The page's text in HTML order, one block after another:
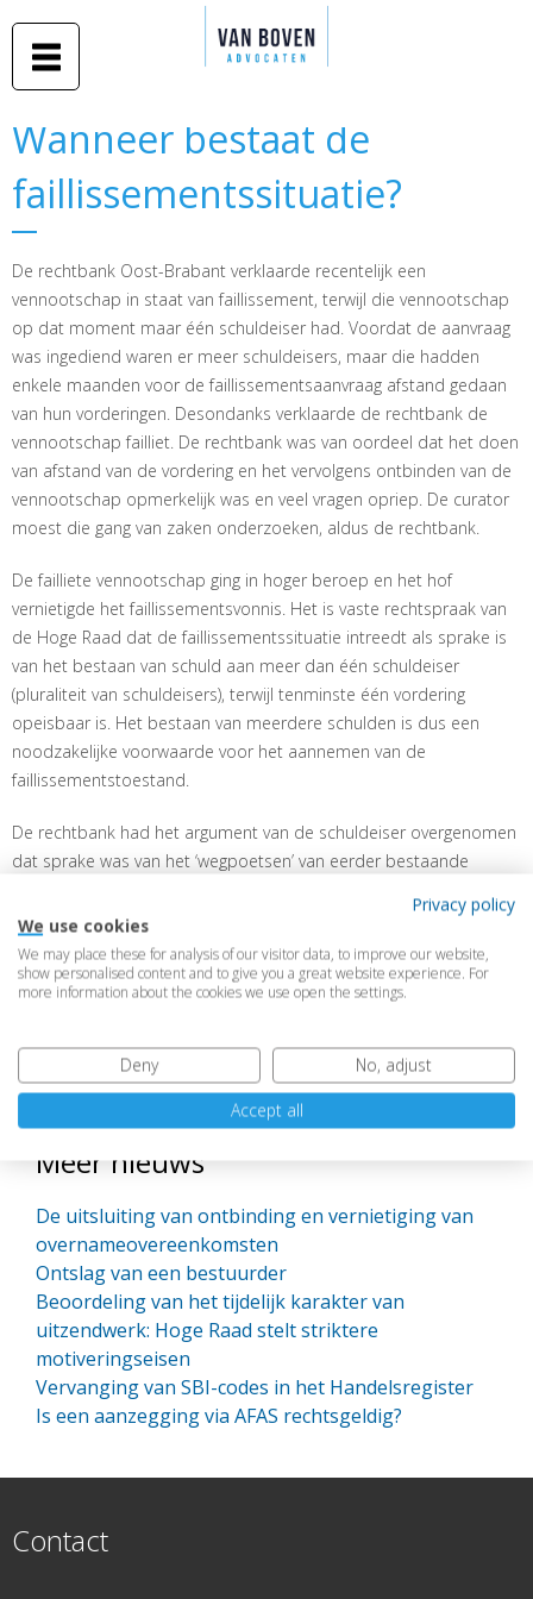
en naar
de inhoud
Van Boven
advocaten
Middelburg
-
Amsterdam
advies in
begrijpelijke
taal
Wanneer bestaat de
faillissementssituatie?
Wanneer bestaat de
faillissementssituatie?
De rechtbank Oost-Brabant verklaarde recentelijk een
vennootschap in staat van faillissement, terwijl die vennootschap
op dat moment maar één schuldeiser had. Voordat de aanvraag
was ingediend waren er meer schuldeisers, maar die hadden
enkele maanden voor de faillissementsaanvraag afstand gedaan
van hun vorderingen. Desondanks verklaarde de rechtbank de
vennootschap failliet. De rechtbank was van oordeel dat het doen
van afstand van de vordering en het vervolgens ontbinden van de
vennootschap opmerkelijk was en veel vragen opriep. De curator
moest die gang van zaken onderzoeken, aldus de rechtbank.
De failliete vennootschap ging in hoger beroep en het hof
vernietigde het faillissementsvonnis. Het is vaste rechtspraak van
de Hoge Raad dat de faillissementssituatie intreedt als sprake is
van het bestaan van schuld aan meer dan één schuldeiser
(pluraliteit van schuldeisers), terwijl tenminste één vordering
opeisbaar is. Het bestaan van meerdere schulden is dus een
noodzakelijke voorwaarde voor het aannemen van de
faillissementstoestand.
De rechtbank had het argument van de schuldeiser overgenomen
dat sprake was van het ‘wegpoetsen’ van eerder bestaande
er toch meerdere schuldeisers zouden zijn. Het hof vond ook niet
dat de gang van zaken wees op bestuurdersaansprakelijkheid.
Het oordeel van de rechtbank dat een curator de gang van zaken
het uitspreken van een faillissement vereist is dat de schuldenaar
meer dan één schuldeiser heeft.
Meer nieuws
De uitsluiting van ontbinding en vernietiging van
overnameovereenkomsten
Ontslag van een bestuurder
Beoordeling van het tijdelijk karakter van
uitzendwerk: Hoge Raad stelt striktere
motiveringseisen
Vervanging van SBI-codes in het Handelsregister
Is een aanzegging via AFAS rechtsgeldig?
Contact
Privacy policy
We use cookies
We may place these for analysis of our visitor data, to improve our website,
show personalised content and to give you a great website experience. For
more information about the cookies we use open the settings.
Deny
No, adjust
Accept all